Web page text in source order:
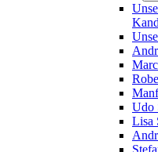
Udo
Lisa